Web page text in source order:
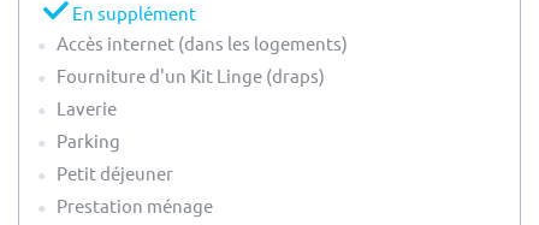
En supplément
Accès internet (dans les logements)
Fourniture d'un Kit Linge (draps)
Laverie
Parking
Petit déjeuner
Prestation ménage